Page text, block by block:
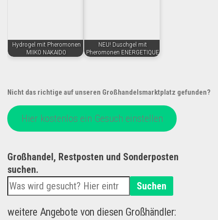
Hydrogel mit Pheromonen
MIIKO NAKAIDO
NEU! Duschgel mit
Pheromonen ENERGETIQUE
Nicht das richtige auf unseren Großhandelsmarktplatz gefunden?
Hier kostenlos ein Gesuch einstellen
Großhandel, Restposten und Sonderposten
suchen.
Suchen
weitere Angebote von diesen Großhändler: